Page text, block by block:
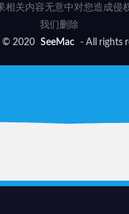
相关内容无意中对您造成侵
我们删除
© 2020 SeeMac - All rights